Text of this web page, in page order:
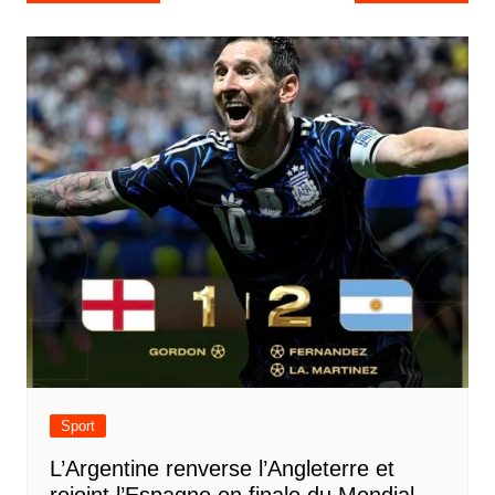
l’article
Sport
L’Argentine renverse l’Angleterre et